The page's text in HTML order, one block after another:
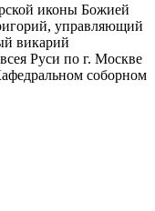
иконы Божией
управляющий
викарий
Руси по г. Москве
соборном